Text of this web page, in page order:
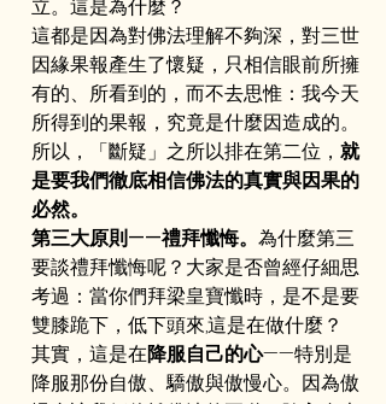
立。這是為什麼？
這都是因為對佛法理解不夠深，對三世
因緣果報產生了懷疑，只相信眼前所擁
有的、所看到的，而不去思惟：我今天
所得到的果報，究竟是什麼因造成的。
所以，「斷疑」之所以排在第二位， 就
是要我們徹底相信佛法的真實與因果的
必然。
第三大原則——禮拜懺悔。 為什麼第三
要談禮拜懺悔呢？大家是否曾經仔細思
考過：當你們拜梁皇寶懺時，是不是要
雙膝跪下，低下頭來,這是在做什麼？
其實，這是在降服自己的心——特別是
降服那份自傲、驕傲與傲慢心。因為傲